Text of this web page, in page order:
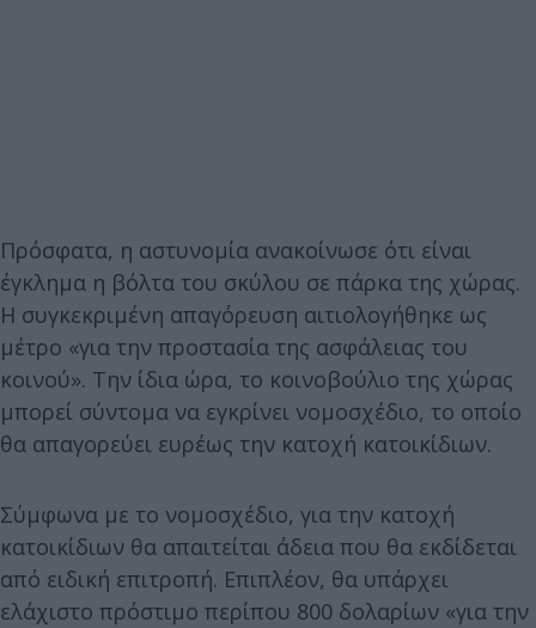
Πρόσφατα, η αστυνομία ανακοίνωσε ότι είναι
έγκλημα η βόλτα του σκύλου σε πάρκα της χώρας.
Η συγκεκριμένη απαγόρευση αιτιολογήθηκε ως
μέτρο «για την προστασία της ασφάλειας του
κοινού». Την ίδια ώρα, το κοινοβούλιο της χώρας
μπορεί σύντομα να εγκρίνει νομοσχέδιο, το οποίο
θα απαγορεύει ευρέως την κατοχή κατοικίδιων.
Σύμφωνα με το νομοσχέδιο, για την κατοχή
κατοικίδιων θα απαιτείται άδεια που θα εκδίδεται
από ειδική επιτροπή. Επιπλέον, θα υπάρχει
ελάχιστο πρόστιμο περίπου 800 δολαρίων «για την